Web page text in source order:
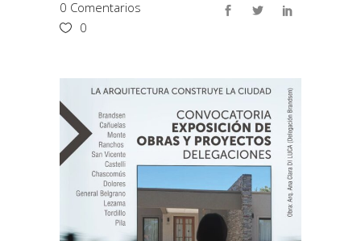
0 Comentarios
0